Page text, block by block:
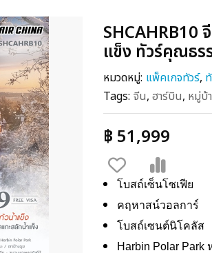
SHCAHRB10
แข็ง ทัวร์คุณธ
หมวดหมู่: แพ็คเกจทัวร์,
Tags: จีน, ฮาร์บิน, หมู่บ้
฿ 51,999
โบสถ์เซ็นโซเฟีย
คฤหาสน์วอลการ์
โบสถ์เซนต์นิโคลัส
Harbin Polar